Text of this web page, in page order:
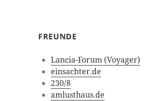
FREUNDE
Lancia-Forum (Voyager)
einsachter.de
230/8
amlusthaus.de